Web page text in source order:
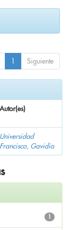
1 Siguiente
Autor(es)
Universidad
Francisco, Gavidia
1